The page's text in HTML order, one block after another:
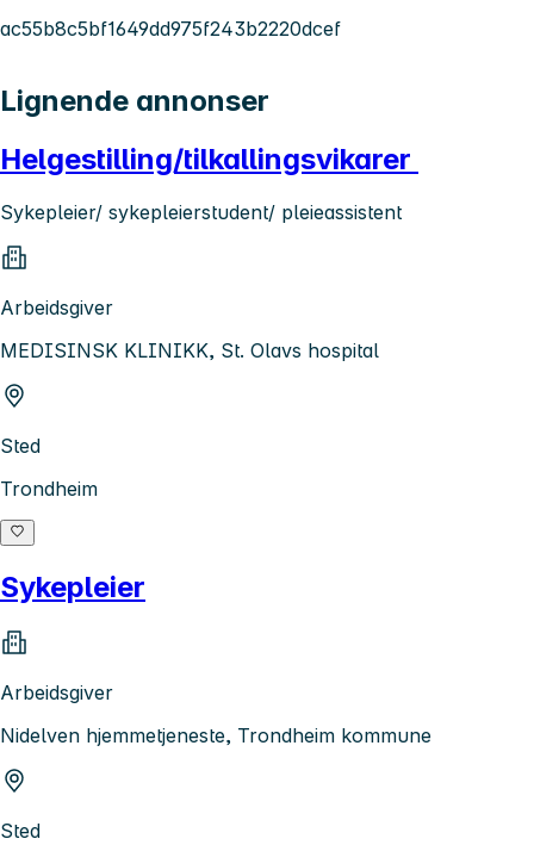
ac55b8c5bf1649dd975f243b2220dcef
Lignende annonser
Helgestilling/tilkallingsvikarer
Sykepleier/ sykepleierstudent/ pleieassistent
Arbeidsgiver
MEDISINSK KLINIKK, St. Olavs hospital
Sted
Trondheim
Sykepleier
Arbeidsgiver
Nidelven hjemmetjeneste, Trondheim kommune
Sted